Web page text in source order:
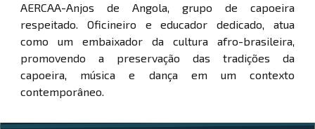
AERCAA-Anjos de Angola, grupo de capoeira
respeitado. Oficineiro e educador dedicado, atua
como um embaixador da cultura afro-brasileira,
promovendo a preservação das tradições da
capoeira, música e dança em um contexto
contemporâneo.